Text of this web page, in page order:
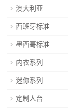
澳大利亚
西班牙标准
墨西哥标准
内衣系列
迷你系列
定制人台